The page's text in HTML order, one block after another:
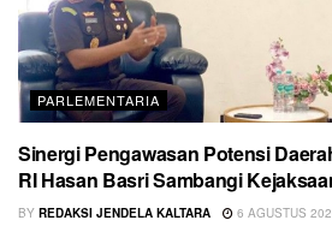
PARLEMENTARIA
Sinergi Pengawasan Potensi
RI Hasan Basri Sambangi
BY REDAKSI JENDELA KALTARA 6 AGUSTUS